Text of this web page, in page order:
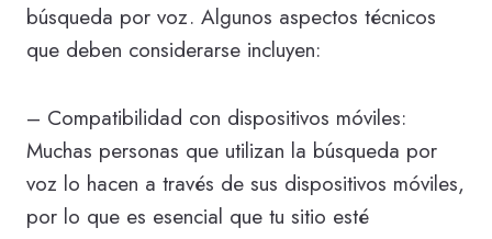
búsqueda por voz. Algunos aspectos técnicos
que deben considerarse incluyen:
– Compatibilidad con dispositivos móviles:
Muchas personas que utilizan la búsqueda por
voz lo hacen a través de sus dispositivos móviles,
por lo que es esencial que tu sitio esté